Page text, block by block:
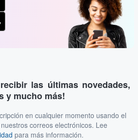
las últimas novedades,
y mucho más!
en cualquier momento usando el
correos electrónicos. Lee
para más información.